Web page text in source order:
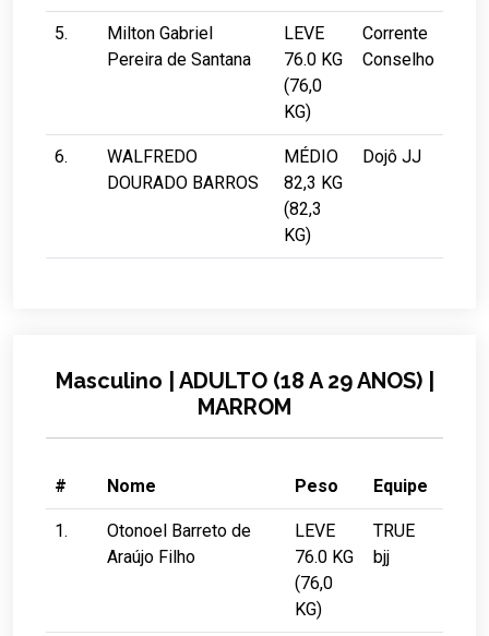
5.
Milton Gabriel
Pereira de Santana
LEVE
76.0 KG
(76,0
KG)
Corrente
Conselho
6.
WALFREDO
DOURADO BARROS
MÉDIO
82,3 KG
(82,3
KG)
Dojô JJ
Masculino | ADULTO (18 A 29 ANOS) |
MARROM
# Nome Peso Equipe
1.
Otonoel Barreto de
Araújo Filho
LEVE
76.0 KG
(76,0
KG)
TRUE
bjj